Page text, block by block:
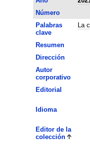
Número
Palabras
clave
La
Resumen
Dirección
Autor
corporativo
Editorial
Idioma
Editor de la
colección